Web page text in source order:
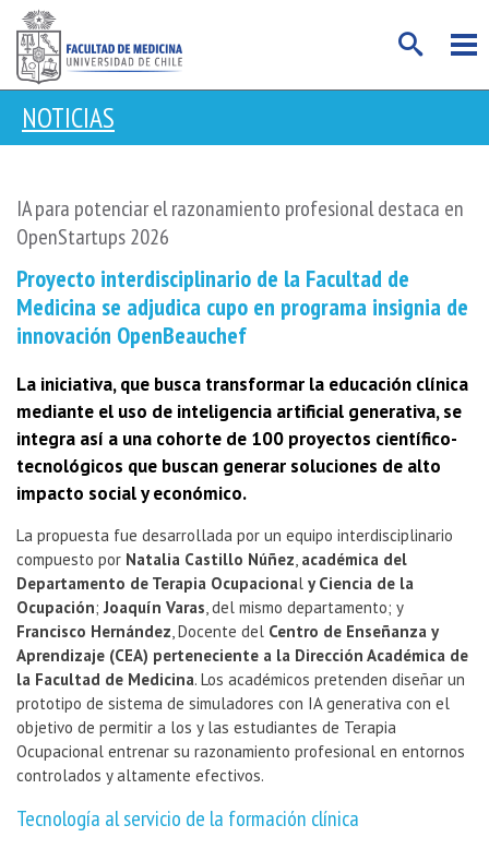
NOTICIAS
IA para potenciar el razonamiento profesional destaca en
OpenStartups 2026
Proyecto interdisciplinario de la Facultad de
Medicina se adjudica cupo en programa insignia de
innovación OpenBeauchef
La iniciativa, que busca transformar la educación clínica
mediante el uso de inteligencia artificial generativa, se
integra así a una cohorte de 100 proyectos científico-
tecnológicos que buscan generar soluciones de alto
impacto social y económico.
La propuesta fue desarrollada por un equipo interdisciplinario
compuesto por Natalia Castillo Núñez, académica del
Departamento de Terapia Ocupacional y Ciencia de la
Ocupación;Joaquín Varas, del mismo departamento; y
Francisco Hernández, Docente del Centro de Enseñanza y
Aprendizaje (CEA) perteneciente a la Dirección Académica de
la Facultad de Medicina. Los académicos pretenden diseñar un
prototipo de sistema de simuladores con IA generativa con el
objetivo de permitir a los y las estudiantes de Terapia
Ocupacional entrenar su razonamiento profesional en entornos
controlados y altamente efectivos.
Tecnología al servicio de la formación clínica